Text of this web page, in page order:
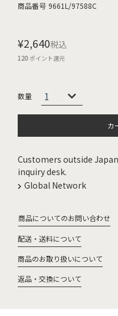
商品番号 9661L/97588C
¥2,640税込
120ポイント還元
カ
Customers outside
inquiry desk.
Global Network
商品についてのお問い合わせ
配送・送料について
商品のお取り扱いについて
返品・交換について